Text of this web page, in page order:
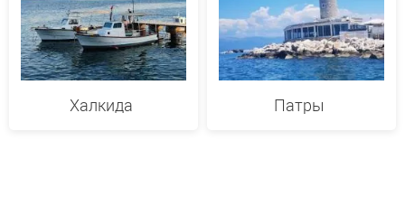
Халкида Патры